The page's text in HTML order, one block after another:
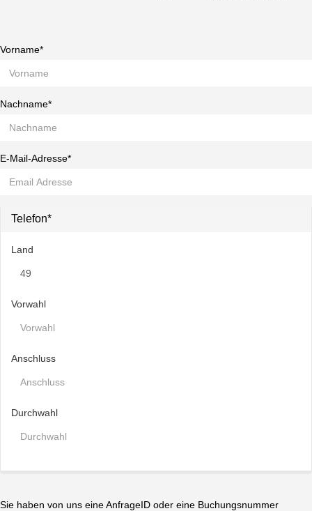
Vorname*
Nachname*
E-Mail-Adresse*
Telefon*
Land
Vorwahl
Anschluss
Durchwahl
Sie haben von uns eine AnfrageID oder eine Buchungsnummer